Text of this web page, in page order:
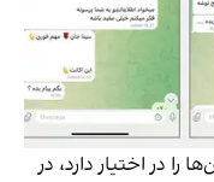
در اختیار دارد، در